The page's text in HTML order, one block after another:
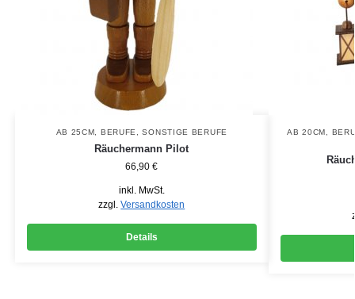
AB 25CM BERUFE ,SONSTIGE BERUFE
Räuchermann Pilot
66,90€
inkl. MwSt.
zzgl.Versandkosten
Details
AB 20CM